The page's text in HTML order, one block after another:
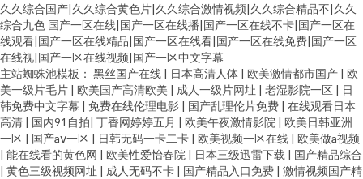
久久综合国产|久久综合黄色片|久久综合激情视频|久久综合精品不|久久
综合九色 国产一区在线|国产一区在线播|国产一区在线不卡|国产一区在
线观看|国产一区在线精品|国产一区在线看|国产一区在线免费|国产一区
在线视|国产一区在线视频|国产一区中文字幕
主站蜘蛛池模板： 黑丝国产在线 | 日本高清人体 | 欧美激情都市国产 | 欧
美一级片毛片 | 欧美国产高清欧美 | 成人一级片网址 | 老湿影院一区 | 日
韩免费中文字幕 | 免费在线伦理电影 | 国产乱理伦片免费 | 在线观看日本
高清 | 国内91自拍| 丁香网婷婷五月 | 欧美午夜激情影院 | 欧美日韩亚洲
一区 | 国产aⅴ一区 | 日韩无码一卡二卡 | 欧美视频一区在线 | 欧美做a视频
| 能在线看的黄色网 | 欧美性爱怡春院 | 日本三级迅雷下载 | 国产精品综合
| 黄色三级视频网址 | 成人无码不卡 | 国产精品入口免费 | 激情视频国产精